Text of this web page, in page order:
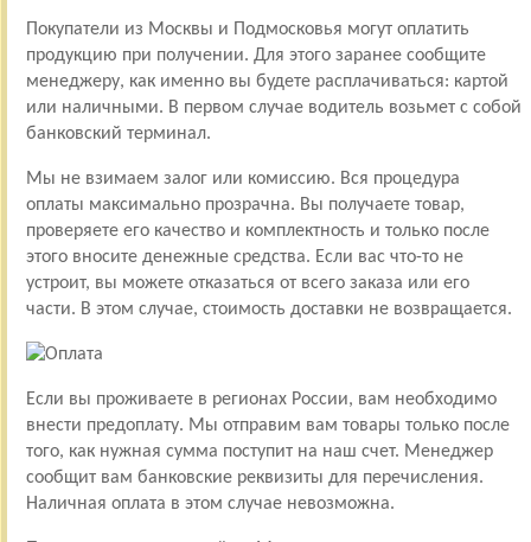
Покупатели из Москвы и Подмосковья могут оплатить
продукцию при получении. Для этого заранее сообщите
менеджеру, как именно вы будете расплачиваться: картой
или наличными. В первом случае водитель возьмет с собой
банковский терминал.
Мы не взимаем залог или комиссию. Вся процедура
оплаты максимально прозрачна. Вы получаете товар,
проверяете его качество и комплектность и только после
этого вносите денежные средства. Если вас что-то не
устроит, вы можете отказаться от всего заказа или его
части. В этом случае, стоимость доставки не возвращается.
Если вы проживаете в регионах России, вам необходимо
внести предоплату. Мы отправим вам товары только после
того, как нужная сумма поступит на наш счет. Менеджер
сообщит вам банковские реквизиты для перечисления.
Наличная оплата в этом случае невозможна.